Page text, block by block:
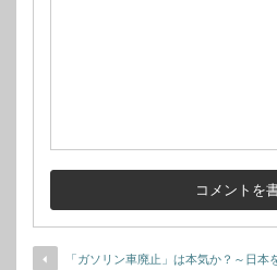
「ガソリン車廃止」は本気か？～日